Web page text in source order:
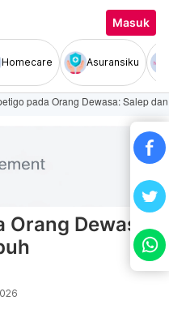
Masuk
Homecare Asuransiku
pada Orang Dewasa: Salep
Orang Dewasa: